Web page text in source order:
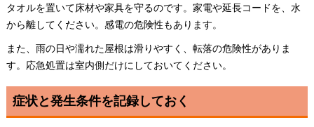
タオルを置いて床材や家具を守るのです。家電や延長コードを、水
から離してください。感電の危険性もあります。
また、雨の日や濡れた屋根は滑りやすく、転落の危険性がありま
す。応急処置は室内側だけにしておいてください。
症状と発生条件を記録しておく